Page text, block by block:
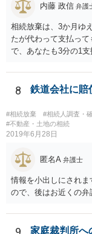
内藤 政信 弁護
相続放棄は、3か月ゆ
たが代わって支払っ
で、あなたも3分の1
払い義務があります。
8 鉄道会社に賠
#相続放棄 #相続人調査・
#不動産・土地の相続
2019年6月28日
匿名A 弁護士
情報を小出しにされ
ので、後はお近くの弁
家庭裁判所へ